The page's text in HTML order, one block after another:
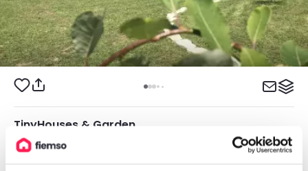
TinyHouses & Garden
Jedinečné miesto, Oravská Poruba, Slovensko